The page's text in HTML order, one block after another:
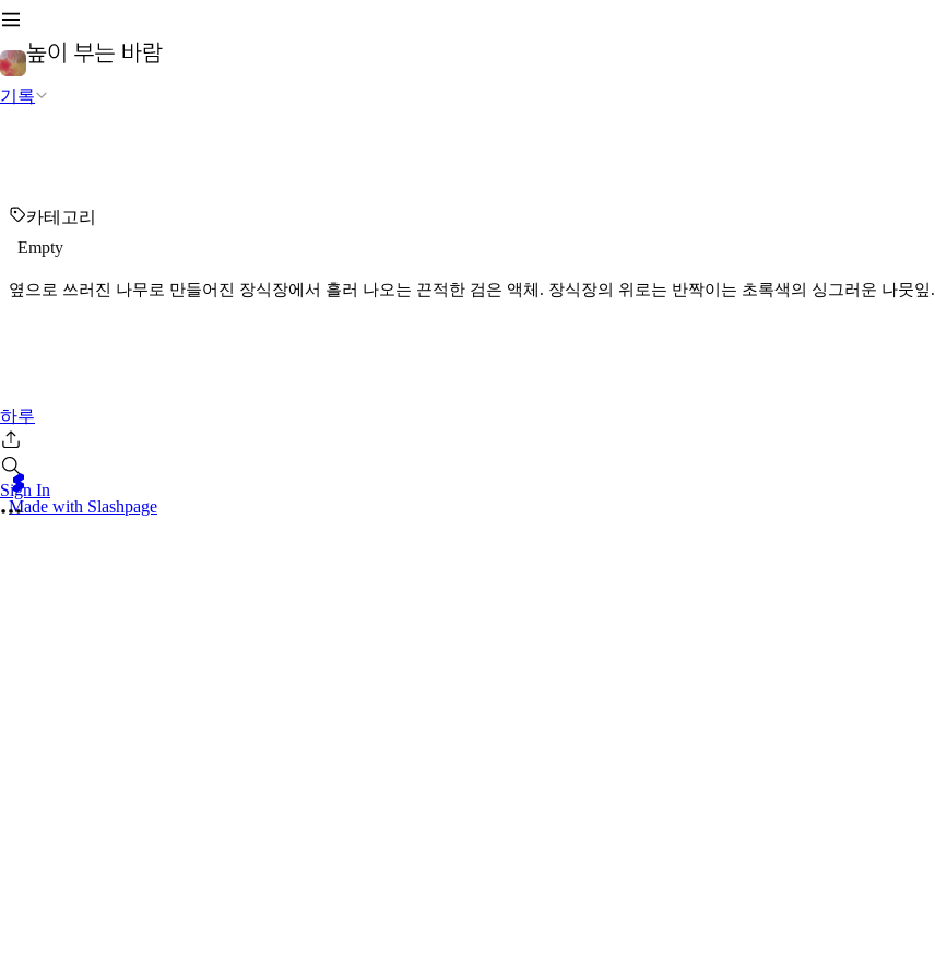
기록
하루
Sign In
카테고리
Empty
옆으로 쓰러진 나무로 만들어진 장식장에서 흘러 나오는 끈적한 검은 액체. 장식장의 위로는 반짝이는 초록색의 싱그러운 나뭇잎.
Made with Slashpage